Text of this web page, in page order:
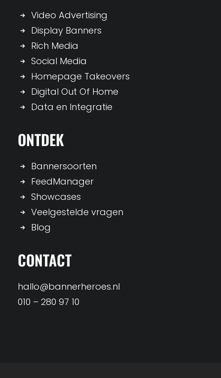
Video Advertising
Display Banners
Rich Media
Social Media
Homepage Takeovers
Digital Out Of Home
Data en Integratie
ONTDEK
Bannersoorten
FeedManager
Showcases
Veelgestelde vragen
Blog
CONTACT
hallo@bannerheroes.nl
010 – 280 97 10